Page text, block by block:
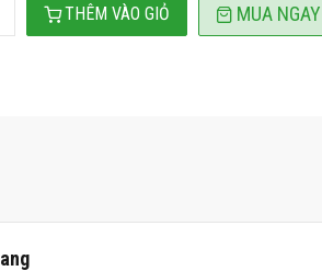
THÊM VÀO GIỎ MUA NGAY